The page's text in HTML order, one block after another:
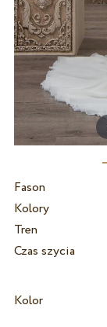
Fason
Kolory
Tren
Czas szycia
Kolor